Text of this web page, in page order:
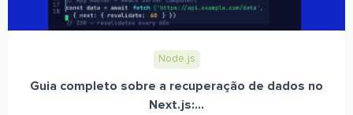
Node.js
Guia completo sobre a recuperação de dados no
Next.js:...